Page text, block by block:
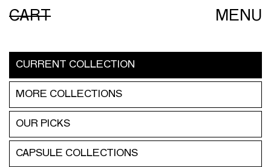
CART MENU
CURRENT COLLECTION
MORE COLLECTIONS
OUR PICKS
CAPSULE COLLECTIONS